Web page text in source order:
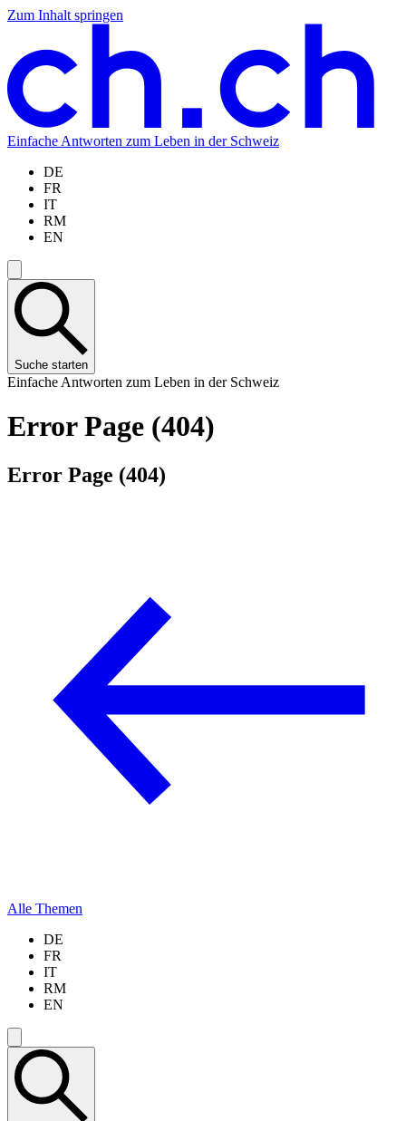
Zum Inhalt springen
Zum
springen
Zur
springen
Zur
springen
Zur
springen
Einfache Antworten zum Leben in der Schweiz
DE
FR
IT
RM
EN
Suche starten
Einfache Antworten zum Leben in der Schweiz
Error Page (404)
Error Page (404)
Alle Themen
DE
FR
IT
RM
EN